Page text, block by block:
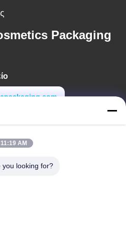
Packaging
11:19 AM
you looking for?